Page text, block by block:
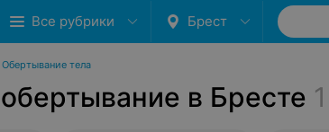
Все рубрики Брест
Обертывание тела
в Бресте 1